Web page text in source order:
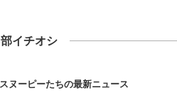
イチオシ
スヌーピーたちの最新ニュース